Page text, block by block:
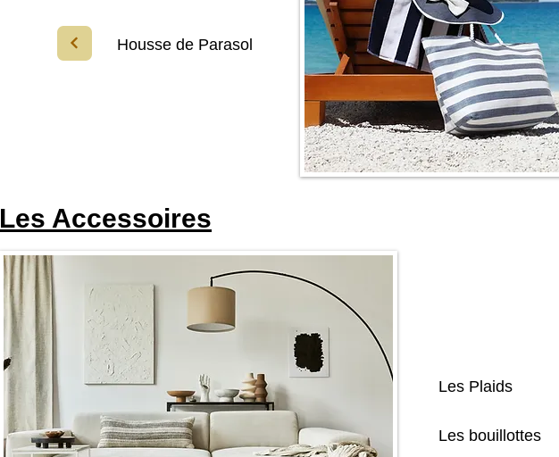
Housse de Parasol
Les Accessoires
Les Plaids
Les bouillottes